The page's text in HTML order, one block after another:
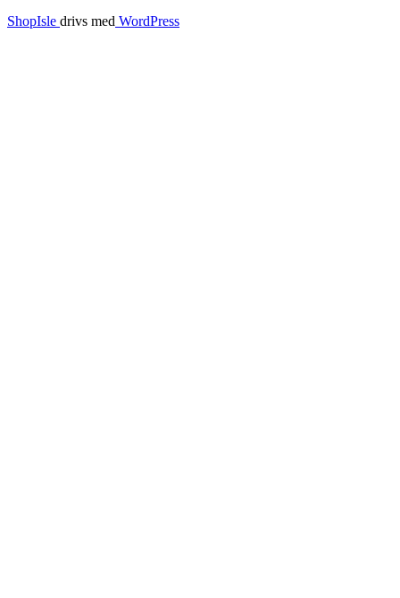
ShopIsle drivs med WordPress